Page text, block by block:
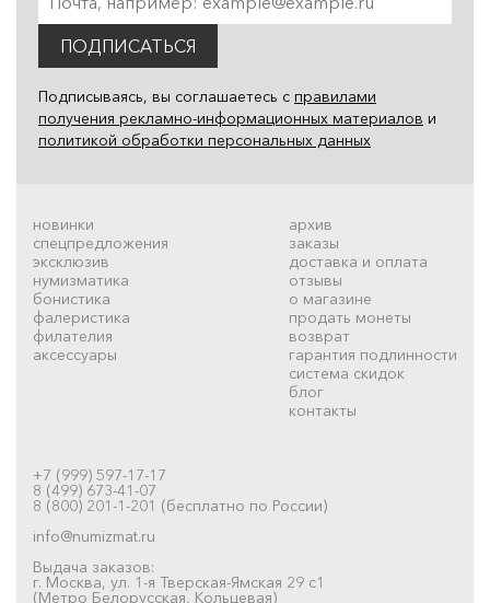
ПОДПИСАТЬСЯ
Подписываясь, вы соглашаетесь с правилами
получения рекламно-информационных материалов и
политикой обработки персональных данных
новинки
спецпредложения
эксклюзив
нумизматика
бонистика
фалеристика
филателия
аксессуары
архив
заказы
доставка и оплата
отзывы
о магазине
продать монеты
возврат
гарантия подлинности
система скидок
блог
контакты
+7 (999) 597-17-17
8 (499) 673-41-07
8 (800) 201-1-201 (бесплатно по России)
info@numizmat.ru
Выдача заказов:
г. Москва, ул. 1-я Тверская-Ямская 29 с1
(Метро Белорусская, Кольцевая)